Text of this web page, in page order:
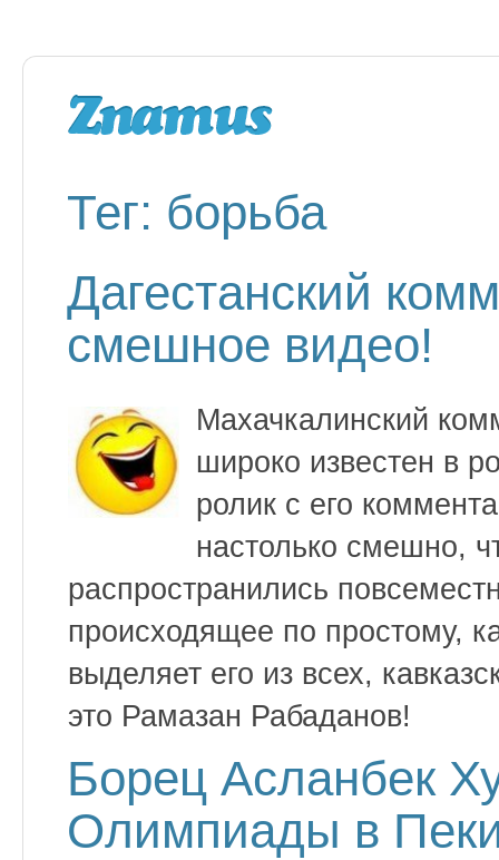
Тег: борьба
Дагестанский
смешное видео!
Махачкалинский
широко известен в
ролик с его
настолько смешно,
распространились
происходящее по простому,
выделяет его из всех,
это Рамазан Рабаданов!
Борец Асланбек
Олимпиады в